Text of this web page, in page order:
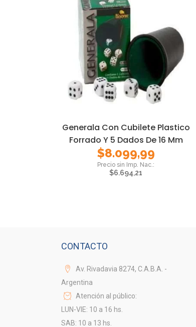
Generala Con Cubilete Plastico
Forrado Y 5 Dados De 16 Mm
$8.099,99
$6.694,21
CONTACTO
Av. Rivadavia 8274, C.A.B.A. -
Argentina
Atención al público:
LUN-VIE: 10 a 16 hs.
SAB: 10 a 13 hs.